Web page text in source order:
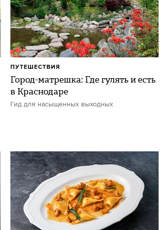
Город-матрешка: Где гулять и есть
в Краснодаре
Гид для насыщенных выходных
ПУТЕШЕСТВИЯ